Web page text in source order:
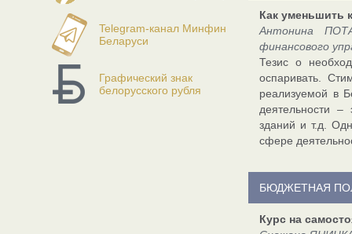
Telegram-канал Минфин
Беларуси
Графический знак
белорусского рубля
Как уменьшить
Антонина
финансового
Тезис о
оспаривать.
реализуемой в
деятельности –
зданий и т.д.
сфере
БЮДЖЕТНАЯ
Курс на